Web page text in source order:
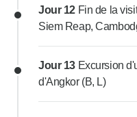
Jour 12 Fin de la
Siem Reap,
Jour 13 Excursion
d'Angkor (B, L)